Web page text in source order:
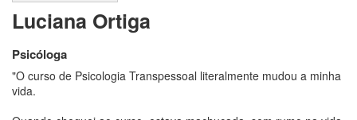
Luciana Ortiga
Psicóloga
"O curso de Psicologia Transpessoal literalmente mudou a minha
vida.